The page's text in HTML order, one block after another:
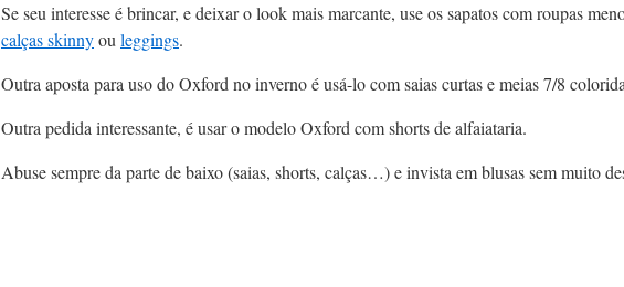
Se seu interesse é brincar, e deixar o look mais marcante, use os sapatos com roupas
calças skinnyou leggings.
Outra aposta para uso do Oxford no inverno é usá-lo com saias curtas e meias 7/8
Outra pedida interessante, é usar o modelo Oxford com shorts de alfaiataria.
Abuse sempre da parte de baixo (saias, shorts, calças…) e invista em blusas sem muito